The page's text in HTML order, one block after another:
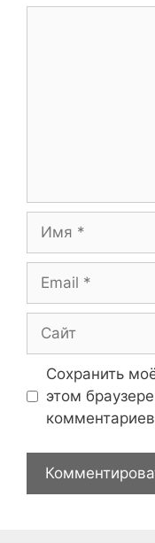
Имя
Email
Сайт
Сохранить
этом